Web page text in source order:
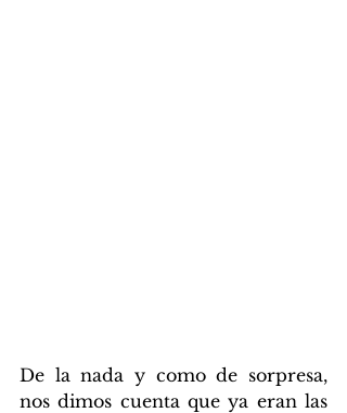
De la nada y como de sorpresa,
nos dimos cuenta que ya eran las